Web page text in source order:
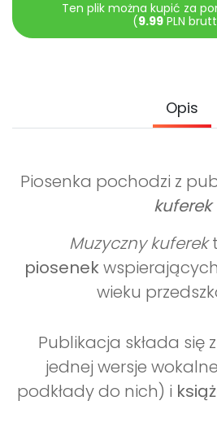
Promocje
Ten plik można kupić za
(9.99PLN
Opis
Piosenka pochodzi z
kuferek
Muzyczny kuferek
piosenek
wieku
Publikacja składa się z
jednej wersje
podkłady do nich) i